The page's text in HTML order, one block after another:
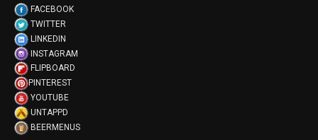
FACEBOOK
TWITTER
LINKEDIN
INSTAGRAM
FLIPBOARD
PINTEREST
YOUTUBE
UNTAPPD
BEERMENUS